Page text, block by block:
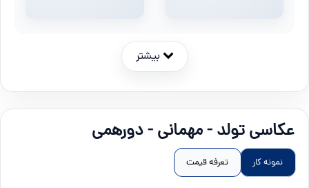
بیشتر
عکاسی تولد - مهمانی - دورهمی
نمونه کار تعرفه قیمت